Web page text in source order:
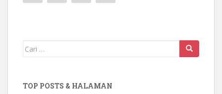
Mencari:
TOP POSTS & HALAMAN